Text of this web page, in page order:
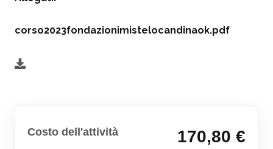
corso2023fondazionimistelocandinaok.pdf
Costo dell'attività 170,80 €